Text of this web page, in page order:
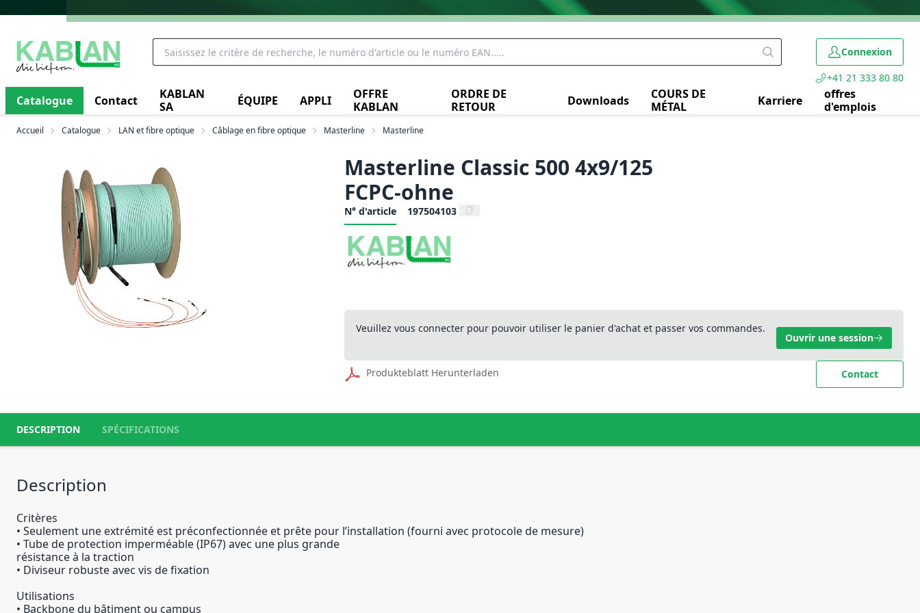
Connexion
+41 21 333 80 80
Catalogue Contact
KABLAN
SA
ÉQUIPE APPLI
OFFRE
KABLAN
ORDRE DE
RETOUR
Downloads
COURS DE
MÉTAL
Karriere
offres
d'emplois
Accueil Catalogue LAN et fibre optique Câblage en fibre optique Masterline Masterline
Masterline Classic 500 4x9/125
FCPC-ohne
N° d'article 197504103
Veuillez vous connecter pour pouvoir utiliser le panier d'achat et passer vos commandes.
Ouvrir une session
Produkteblatt Herunterladen Contact
DESCRIPTION SPÉCIFICATIONS
Description
Critères
• Seulement une extrémité est préconfectionnée et prête pour l’installation (fourni avec protocole de mesure)
• Tube de protection imperméable (IP67) avec une plus grande
résistance à la traction
• Diviseur robuste avec vis de fixation
Utilisations
• Backbone du bâtiment ou campus